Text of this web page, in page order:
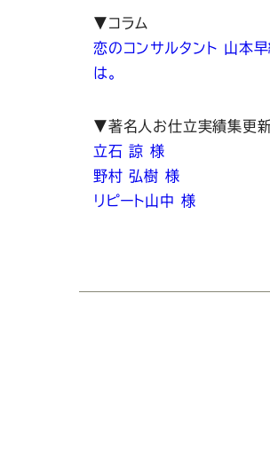
▼コラム
恋のコンサルタント 山本
は。
▼著名人お仕立実績集更新
立石 諒 様
野村 弘樹 様
リピート山中 様